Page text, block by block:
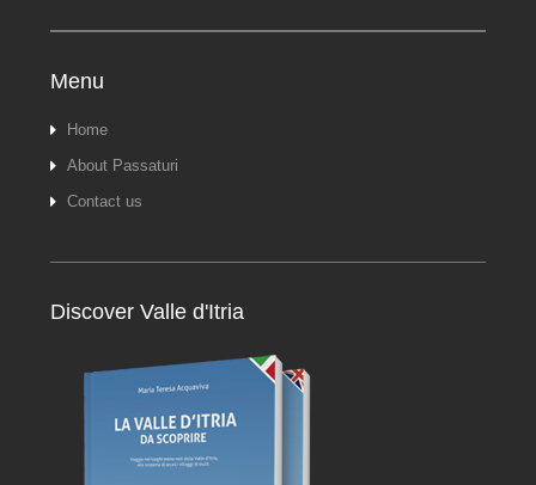
Menu
Home
About Passaturi
Contact us
Discover Valle d'Itria